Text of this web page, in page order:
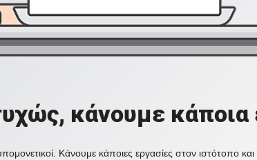
κάνουμε κάποια
Κάνουμε κάποιες εργασίες στον ιστότοπο